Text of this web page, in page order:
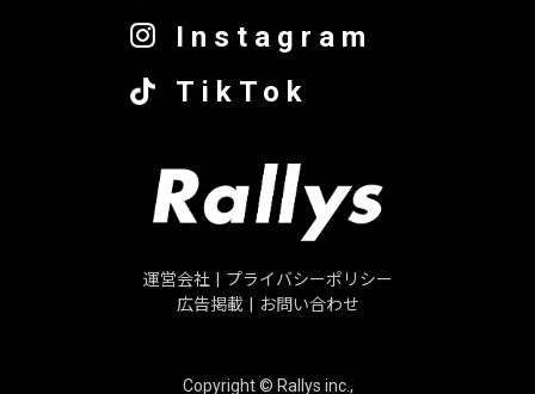
Instagram
TikTok
運営会社
プライバシーポリシー
広告掲載
お問い合わせ
Copyright © Rallys inc.,